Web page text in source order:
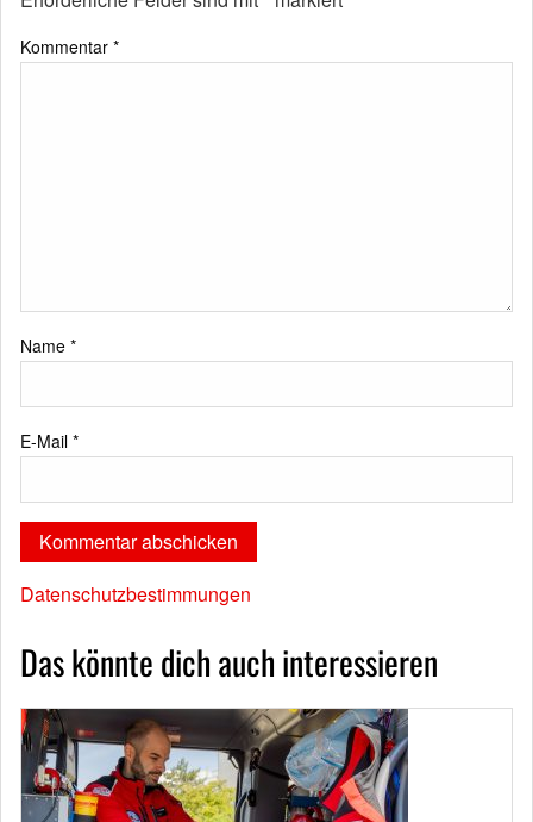
Kommentar *
Name *
E-Mail *
Datenschutzbestimmungen
Das könnte dich auch interessieren